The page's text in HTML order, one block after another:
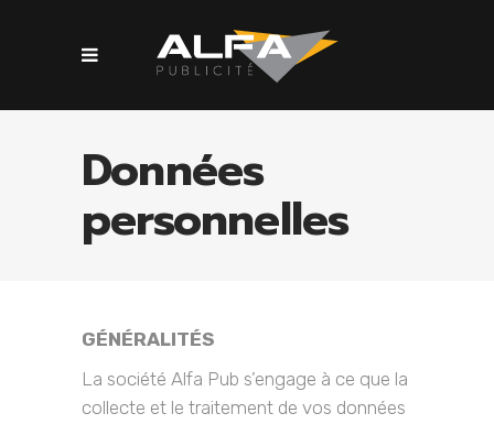
Données
personnelles
GÉNÉRALITÉS
La société Alfa Pub s’engage à ce que la
collecte et le traitement de vos données